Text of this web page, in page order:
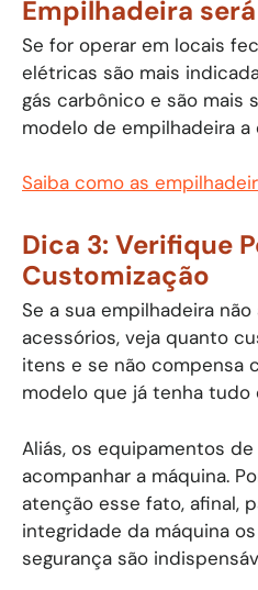
Empilhadeira
Se for operar em locais
elétricas são mais
gás carbônico e são mais
modelo de empilhadeira a
Saiba como as
Dica 3: Verifique
Customização
Se a sua empilhadeira
acessórios, veja quanto
itens e se não compensa
modelo que já tenha
Aliás, os equipamentos
acompanhar a máquina.
atenção esse fato, afinal,
integridade da máquina
segurança são